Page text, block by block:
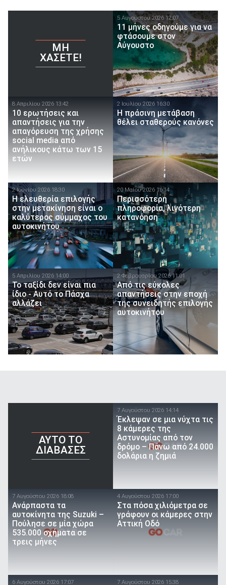
ΜΗ
ΧΆΣΕΤΕ!
5 Αυγούστου 2026 12:07
11 μήνες οδηγούμε για να
φτάσουμε στον
Αύγουστο
8 Απριλίου 2026 13:42
10 ερωτήσεις και
απαντήσεις για την
απαγόρευση της χρήσης
social media από
ανήλικους κάτω των 15
ετών
2 Ιουλίου 2026 16:30
Η πράσινη μετάβαση
θέλει σταθερούς κανόνες
2 Ιουνίου 2026 18:30
Η ελευθερία επιλογής
στην μετακίνηση είναι ο
καλύτερος σύμμαχος του
αυτοκινήτου
20 Μαίου 2026 16:14
Περισσότερη
πληροφορία, λιγότερη
κατανόηση
5 Απριλίου 2026 14:00
Το ταξίδι δεν είναι πια
ίδιο - Αυτό το Πάσχα
αλλάζει
2 Φεβρουαρίου 2026 11:01
Από τις εύκολες
απαντήσεις στην εποχή
της συνειδητής επιλογής
αυτοκινήτου
AYTO TO
ΔΙΑΒΑΣΕΣ
7 Αυγούστου 2026 14:14
Έκλεψαν σε μια νύχτα τις
8 κάμερες της
Αστυνομίας από τον
δρόμο – Πάνω από 24.000
δολάρια η ζημιά
7 Αυγούστου 2026 18:08
Ανάρπαστα τα
αυτοκίνητα της Suzuki –
Πούλησε σε μία χώρα
535.000 οχήματα σε
τρεις μήνες
4 Αυγούστου 2026 17:00
Στα πόσα χιλιόμετρα σε
γράφουν οι κάμερες στην
Αττική Οδό
6 Αυγούστου 2026 17:07 7 Αυγούστου 2026 15:38